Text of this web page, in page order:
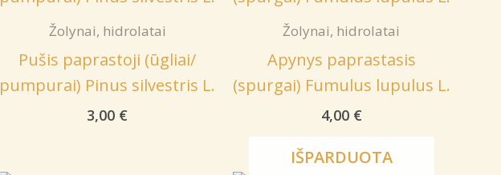
Žolynai, hidrolatai
Pušis paprastoji (ūgliai/
pumpurai) Pinus silvestris L.
3,00 €
Žolynai, hidrolatai
Apynys paprastasis
(spurgai) Fumulus lupulus L.
4,00 €
IŠPARDUOTA